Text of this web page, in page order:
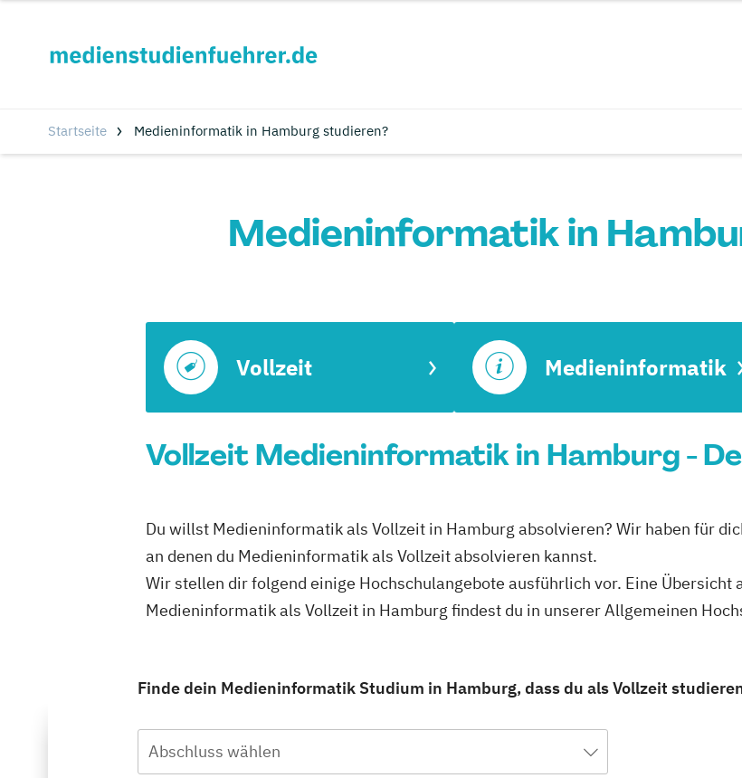
Startseite Medieninformatik in Hamburg studieren?
Medieninformatik in
Vollzeit Medieninformatik
Vollzeit Medieninformatik in Hamburg -
Du willst Medieninformatik als Vollzeit in Hamburg absolvieren? Wir haben für
an denen du Medieninformatik als Vollzeit absolvieren kannst.
Wir stellen dir folgend einige Hochschulangebote ausführlich vor. Eine Übersicht
Medieninformatik als Vollzeit in Hamburg findest du in unserer Allgemeinen
Finde dein Medieninformatik Studium in Hamburg, dass du als Vollzeit
Abschluss wählen